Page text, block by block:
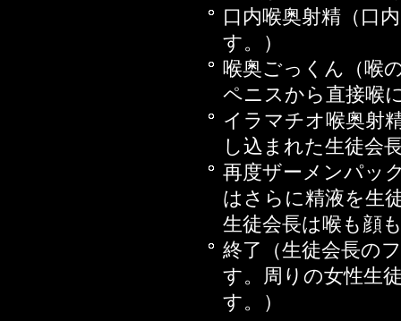
2014年06月20日発
のカンケイ
2014年06月13日発
2014年05月30日発
2014年05月23日発
2014年05月16日発
2014年05月09日発
2014年05月02日発
2014年04月25日発
2014年04月11日発
2014年03月28日発
2014年03月14日発
口内喉奥射精（口
す。）
喉奥ごっくん（喉
ペニスから直接喉
イラマチオ喉奥射
し込まれた生徒会
再度ザーメンパッ
はさらに精液を生
生徒会長は喉も顔
終了（生徒会長の
す。周りの女性生
す。）